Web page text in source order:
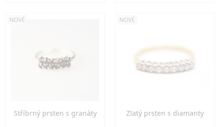
NOVÉ
Stříbrný prsten s granáty
NOVÉ
Zlatý prsten s diamanty